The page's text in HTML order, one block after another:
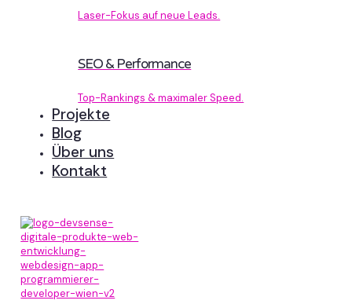
Laser-Fokus auf neue Leads.
SEO & Performance
Top-Rankings & maximaler Speed.
Projekte
Blog
Über uns
Kontakt